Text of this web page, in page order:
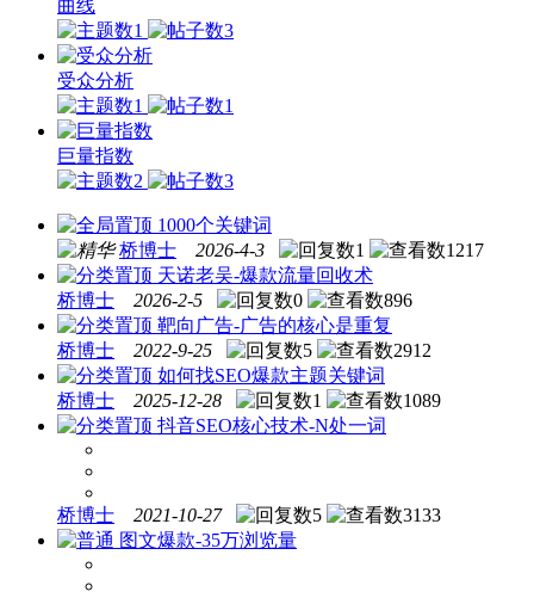
曲线
1
3
受众分析
1
1
巨量指数
2
3
1000个关键词
桥博士
2026-4-3 1
1217
天诺老吴-爆款流量回收术
桥博士
2026-2-5 0
896
靶向广告-广告的核心是重复
桥博士
2022-9-25 5
2912
如何找SEO爆款主题关键词
桥博士
2025-12-28 1
1089
抖音SEO核心技术-N处一词
桥博士 2021-10-27 5
3133
图文爆款-35万浏览量